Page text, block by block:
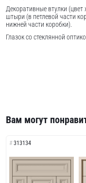
Декоративные втулки
штыри (в петлевой части
нижней части коробки).
Глазок со стеклянной
Вам могут
313134